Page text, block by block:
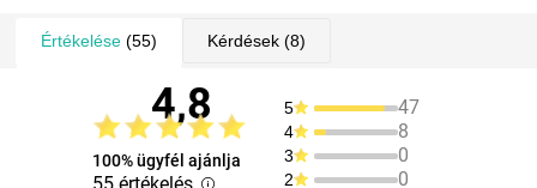
Értékelése(55) Kérdések(8)
4,8
100% ügyfél ajánlja
55 értékelés
5 47
4 8
3 0
2 0